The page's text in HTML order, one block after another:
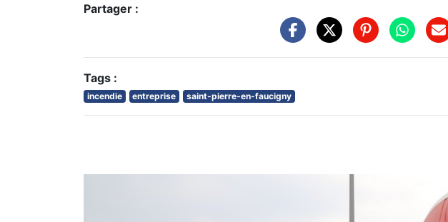
Partager :
Tags :
incendie entreprise saint-pierre-en-faucigny